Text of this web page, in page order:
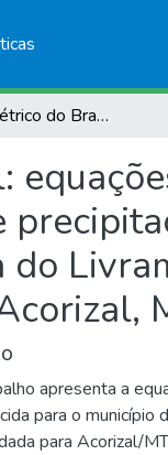
Atlas pluviométrico do Brasil: equações Intensidade-Duração-Frequência (desagregação de precipitações diárias): estação pluviométrica Nossa Senhora do Livramento – Bosque F. Barros, código 01556001 (ANA), município Acorizal, MT
apresenta a
para o município
para Acorizal/